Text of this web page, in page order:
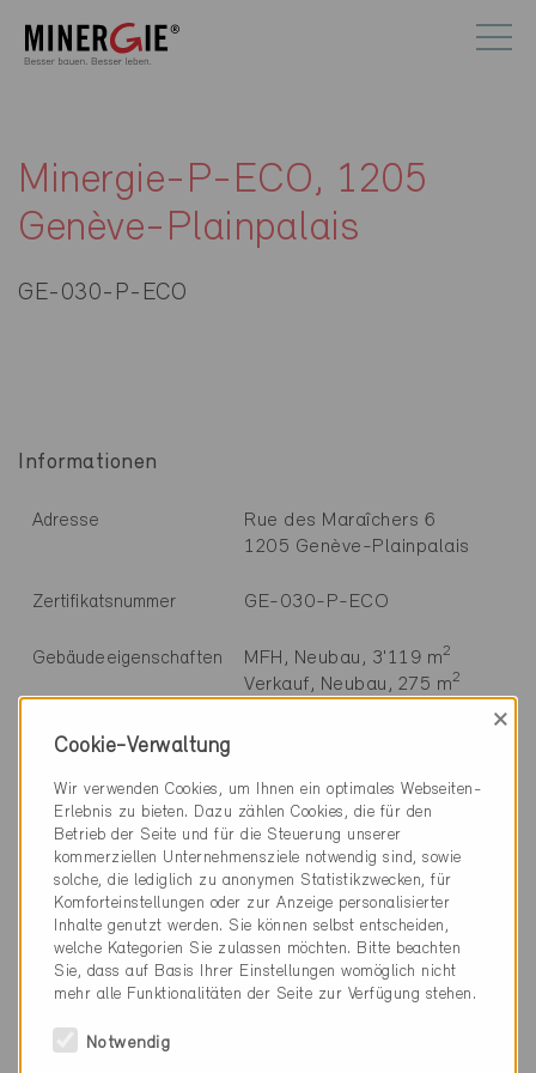
Minergie-P-ECO, 1205
Genève-Plainpalais
GE-030-P-ECO
Informationen
Adresse
Rue des Maraîchers 6
1205 Genève-Plainpalais
Zertifikatsnummer GE-030-P-ECO
Gebäudeeigenschaften MFH, Neubau, 3'119 m2
Verkauf, Neubau, 275 m2
Baustandard
Technische Informationen
Heizung
70% Fernwärme (<=25% nicht erneuerbar)
Cookie-Verwaltung
×
Wir verwenden Cookies, um Ihnen ein optimales Webseiten-
Erlebnis zu bieten. Dazu zählen Cookies, die für den
Betrieb der Seite und für die Steuerung unserer
kommerziellen Unternehmensziele notwendig sind, sowie
solche, die lediglich zu anonymen Statistikzwecken, für
Komforteinstellungen oder zur Anzeige personalisierter
Inhalte genutzt werden. Sie können selbst entscheiden,
welche Kategorien Sie zulassen möchten. Bitte beachten
Sie, dass auf Basis Ihrer Einstellungen womöglich nicht
mehr alle Funktionalitäten der Seite zur Verfügung stehen.
Notwendig